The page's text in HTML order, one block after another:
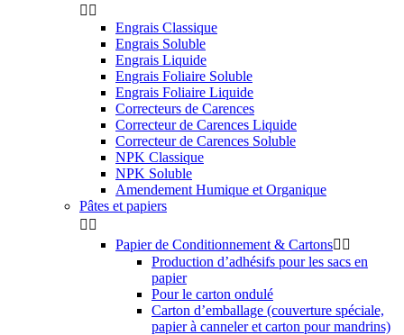
 
Engrais Classique
Engrais Soluble
Engrais Liquide
Engrais Foliaire Soluble
Engrais Foliaire Liquide
Correcteurs de Carences
Correcteur de Carences Liquide
Correcteur de Carences Soluble
NPK Classique
NPK Soluble
Amendement Humique et Organique
Pâtes et papiers
 
Papier de Conditionnement & Cartons 
Production d’adhésifs pour les sacs en
papier
Pour le carton ondulé
Carton d’emballage (couverture spéciale,
papier à canneler et carton pour mandrins)